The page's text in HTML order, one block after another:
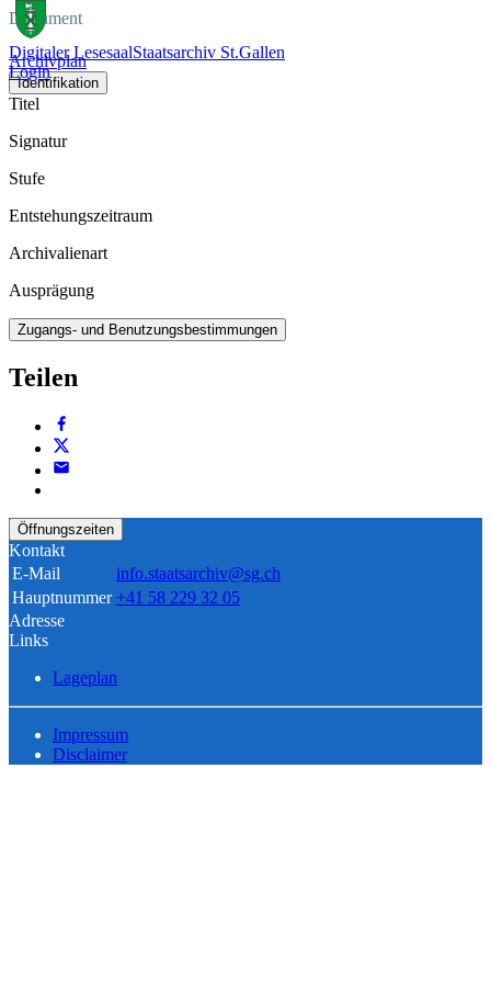
Digitaler LesesaalStaatsarchiv St.Gallen
Login
Dokument
Archivplan
Identifikation
Titel
Signatur
Stufe
Entstehungszeitraum
Archivalienart
Ausprägung
Zugangs- und Benutzungsbestimmungen
Teilen
Öffnungszeiten
Kontakt
E-Mail
info.staatsarchiv@sg.ch
Hauptnummer +41 58 229 32 05
Adresse
Links
Lageplan
Impressum
Disclaimer